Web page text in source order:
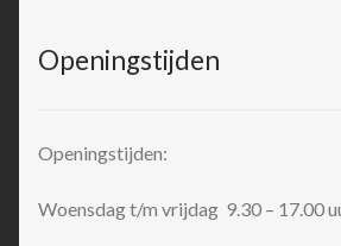
Openingstijden
Openingstijden:
Woensdag t/m vrijdag 9.30 – 17.00